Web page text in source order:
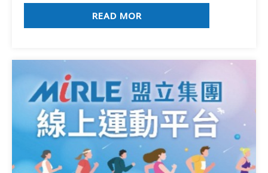
READ MOR